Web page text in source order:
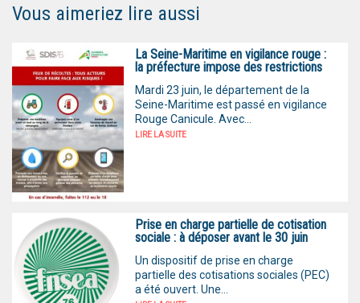
Vous aimeriez lire aussi
La Seine-Maritime en vigilance rouge :
la préfecture impose des restrictions
Mardi 23 juin, le département de la
Seine-Maritime est passé en vigilance
Rouge Canicule. Avec...
LIRE LA SUITE
Prise en charge partielle de cotisation
sociale : à déposer avant le 30 juin
Un dispositif de prise en charge
partielle des cotisations sociales (PEC)
a été ouvert. Une...